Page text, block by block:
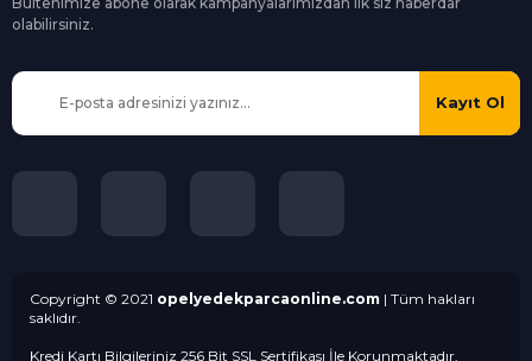
olabilirsiniz.
Kayıt Ol
Copyright © 2021 opelyedekparcaonline.com | Tüm hakları
saklıdır.
Kredi Kartı Bilgileriniz 256 Bit SSL Sertifikası İle Korunmaktadır.